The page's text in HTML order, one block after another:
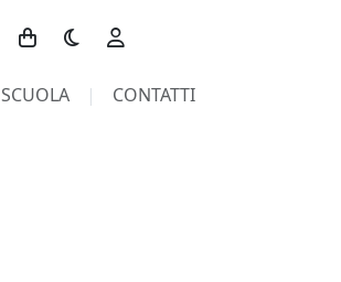
Toggle theme
SCUOLA CONTATTI